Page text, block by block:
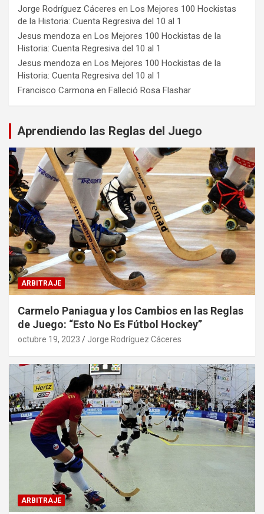
Jorge Rodríguez Cáceres en Los Mejores 100 Hockistas
de la Historia: Cuenta Regresiva del 10 al 1
Jesus mendoza en Los Mejores 100 Hockistas de la
Historia: Cuenta Regresiva del 10 al 1
Jesus mendoza en Los Mejores 100 Hockistas de la
Historia: Cuenta Regresiva del 10 al 1
Francisco Carmona en Falleció Rosa Flashar
Aprendiendo las Reglas del Juego
ARBITRAJE
Carmelo Paniagua y los Cambios en las Reglas
de Juego: “Esto No Es Fútbol Hockey”
octubre 19, 2023 Jorge Rodríguez Cáceres
ARBITRAJE